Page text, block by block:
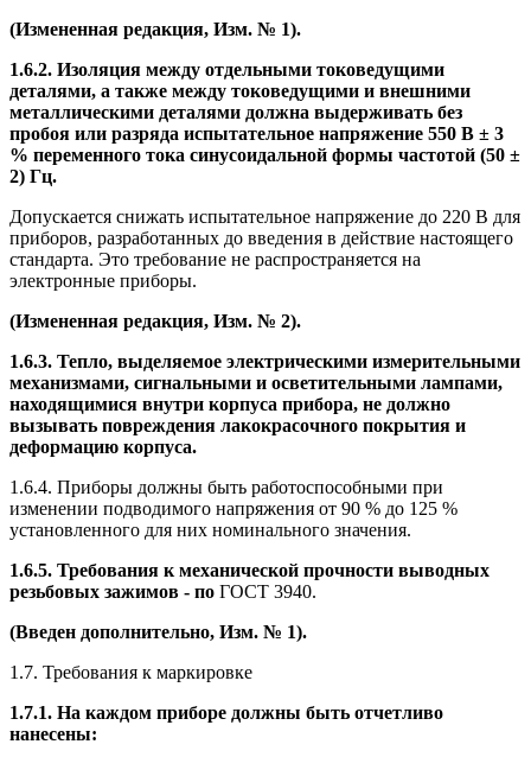
(Измененная редакция, Изм. № 1).
1.6.2. Изоляция между отдельными токоведущими
деталями, а также между токоведущими и внешними
металлическими деталями должна выдерживать без
пробоя или разряда испытательное напряжение 550 В ± 3
% переменного тока синусоидальной формы частотой (50 ±
2) Гц.
Допускается снижать испытательное напряжение до 220 В для
приборов, разработанных до введения в действие настоящего
стандарта. Это требование не распространяется на
электронные приборы.
(Измененная редакция, Изм. № 2).
1.6.3. Тепло, выделяемое электрическими измерительными
механизмами, сигнальными и осветительными лампами,
находящимися внутри корпуса прибора, не должно
вызывать повреждения лакокрасочного покрытия и
деформацию корпуса.
1.6.4. Приборы должны быть работоспособными при
изменении подводимого напряжения от 90 % до 125 %
установленного для них номинального значения.
1.6.5. Требования к механической прочности выводных
резьбовых зажимов - по ГОСТ 3940.
(Введен дополнительно, Изм. № 1).
1.7. Требования к маркировке
1.7.1. На каждом приборе должны быть отчетливо
нанесены: